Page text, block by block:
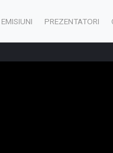
EMISIUNI PREZENTATORI